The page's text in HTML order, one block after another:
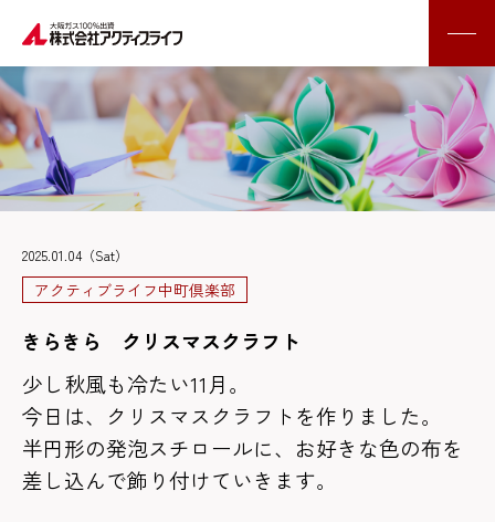
2025.01.04（Sat）
アクティブライフ中町倶楽部
きらきら クリスマスクラフト
少し秋風も冷たい11月。
今日は、クリスマスクラフトを作りました。
半円形の発泡スチロールに、お好きな色の布を
差し込んで飾り付けていきます。